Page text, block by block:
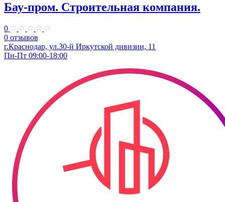
Бау-пром. Строительная компания.
0
0 отзывов
г.Краснодар, ул.30-й Иркутской дивизии, 11
Пн-Пт 09:00-18:00